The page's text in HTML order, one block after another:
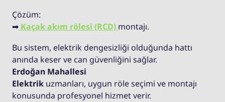
Çözüm:
➡ Kaçak akım rölesi (RCD) montajı.
Bu sistem, elektrik dengesizliği olduğunda hattı
anında keser ve can güvenliğini sağlar.
Erdoğan Mahallesi
Elektrik uzmanları, uygun röle seçimi ve montajı
konusunda profesyonel hizmet verir.